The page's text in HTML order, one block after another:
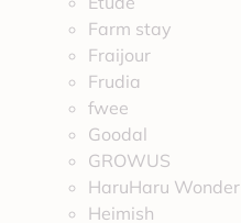
Farm stay
Fraijour
Frudia
fwee
Goodal
GROWUS
HaruHaru Wonder
Heimish